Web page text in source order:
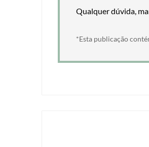
Qualquer dúvida,
*Esta publicação